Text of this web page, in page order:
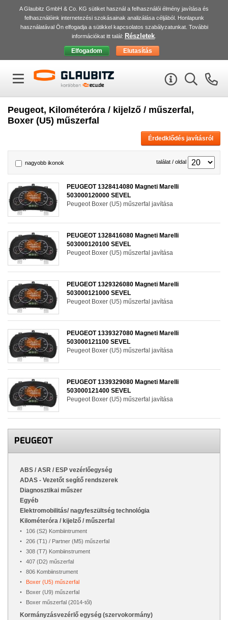
A Glaubitz GmbH & Co. KG sütiket használ a felhasználói élmény javítása és
felhasználóink internetezési szokásainak analizálása céljából. Honlapunk
használatával Ön elfogadja a sütikkel kapcsolatos szabályzatunkat. További
információkat itt talál: Részletek
Peugeot, Kilométeróra / kijelző / műszerfal,
Boxer (U5) műszerfal
Érdedklődés javításról
nagyobb ikonok találat / oldal
PEUGEOT 1328414080 Magneti Marelli
503000120000 SEVEL
Peugeot Boxer (U5) műszerfal javítása
PEUGEOT 1328416080 Magneti Marelli
503000120100 SEVEL
Peugeot Boxer (U5) műszerfal javítása
PEUGEOT 1329326080 Magneti Marelli
503000121000 SEVEL
Peugeot Boxer (U5) műszerfal javítása
PEUGEOT 1339327080 Magneti Marelli
503000121100 SEVEL
Peugeot Boxer (U5) műszerfal javítása
PEUGEOT 1339329080 Magneti Marelli
503000121400 SEVEL
Peugeot Boxer (U5) műszerfal javítása
PEUGEOT
ABS / ASR / ESP vezérlőegység
ADAS - Vezetőt segítő rendszerek
Diagnosztikai műszer
Egyéb
Elektromobilitás/ nagyfeszültség technológia
Kilométeróra / kijelző / műszerfal
106 (S2) Kombiintrument
206 (T1) / Partner (M5) műszerfal
308 (T7) Kombiinstrument
407 (D2) műszerfal
806 Kombiinstrument
Boxer (U5) műszerfal
Boxer (U9) műszerfal
Boxer műszerfal (2014-től)
Kormányzásvezérlő egység (szervokormány)